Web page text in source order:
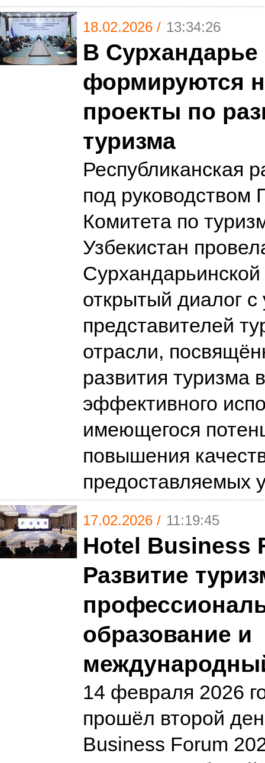
18.02.2026 / 13:34:26
В Сурхандарье
формируются
проекты по
туризма
Республиканская
под руководством
Комитета по
Узбекистан
Сурхандарьинской
открытый диалог с
представителей
отрасли,
развития туризма
эффективного
имеющегося
повышения
предоставляемых
17.02.2026 / 11:19:45
Hotel Business
Развитие
образование и
14 февраля 2026
прошёл второй
Business Forum